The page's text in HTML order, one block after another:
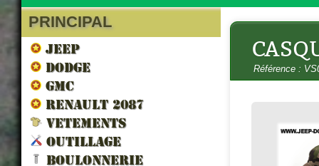
PRINCIPAL
JEEP
DODGE
GMC
RENAULT 2087
VETEMENTS
OUTILLAGE
BOULONNERIE
Référence :
Saisir le code suivant :
Nos clients ont aussi